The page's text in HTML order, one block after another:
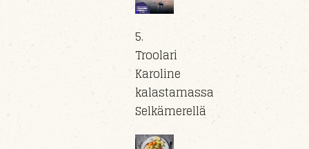
5.
Troolari
Karoline
kalastamassa
Selkämerellä